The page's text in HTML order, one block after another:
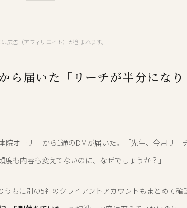
広告（アフィリエイト）が含まれます。
ら届いた「リーチが半分になり
院オーナーから1通のDMが届いた。「先生、今月リー
も内容も変えてないのに、なぜでしょうか？」
うちに別の5社のクライアントアカウントもまとめて確